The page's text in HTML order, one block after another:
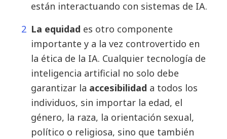
están interactuando con sistemas de IA.
La equidad es otro componente
importante y a la vez controvertido en
la ética de la IA. Cualquier tecnología de
inteligencia artificial no solo debe
garantizar la accesibilidad a todos los
individuos, sin importar la edad, el
género, la raza, la orientación sexual,
político o religiosa, sino que también